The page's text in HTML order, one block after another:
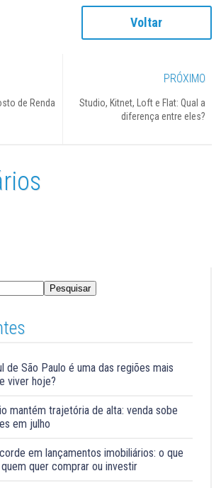
Voltar
de Renda
PRÓXIMO
Studio, Kitnet, Loft e Flat: Qual a
diferença entre eles?
Pesquisar
de São Paulo é uma das regiões mais
viver hoje?
mantém trajetória de alta: venda sobe
em julho
em lançamentos imobiliários: o que
quer comprar ou investir